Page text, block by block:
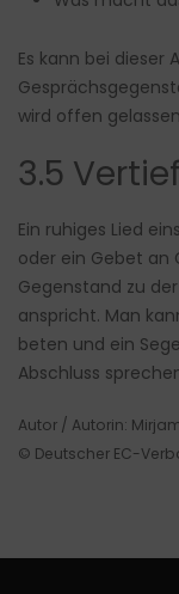
Es kann bei
wird offen
3.5
Ein ruhiges Lied
oder ein Gebet an
Gegenstand zu
anspricht. Man
beten und ein
Abschluss
Autor / Autorin:
© Deutscher EC-